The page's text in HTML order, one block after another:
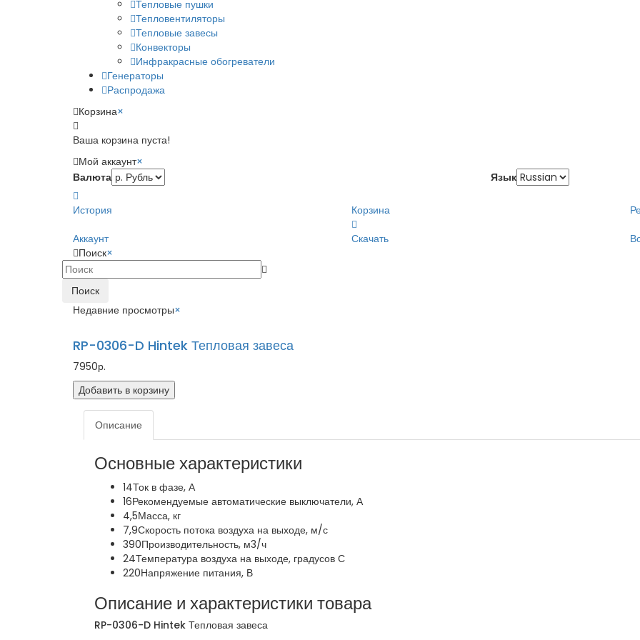
Тепловые пушки
Тепловентиляторы
Тепловые завесы
Конвекторы
Инфракрасные обогреватели
Генераторы
Распродажа
Корзина×
Ваша корзина пуста!
Мой аккаунт×
Валюта
Язык
История Корзина
Аккаунт
Скачать
Поиск×
Поиск
Недавние просмотры×
RP-0306-D Hintek Тепловая завеса
7950р.
Добавить в корзину
Описание
Основные характеристики
14Ток в фазе, А
16Рекомендуемые автоматические выключатели, А
4,5Масса, кг
7,9Скорость потока воздуха на выходе, м/с
390Производительность, м3/ч
24Температура воздуха на выходе, градусов С
220Напряжение питания, В
Описание и характеристики товара
RP-0306-D Hintek Тепловая завеса